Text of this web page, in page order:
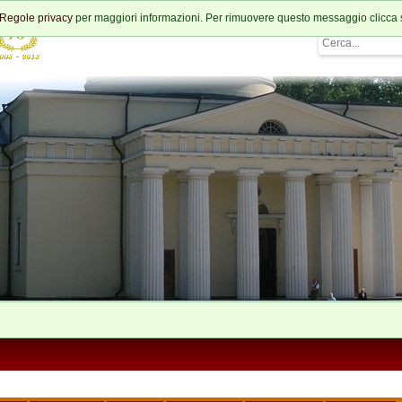
Regole privacy per maggiori informazioni. Per rimuovere questo messaggio